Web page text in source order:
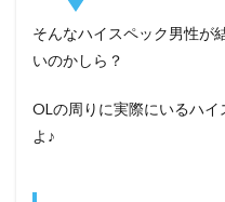
そんなハイスペック男性が
いのかしら？
OLの周りに実際にいるハ
よ♪